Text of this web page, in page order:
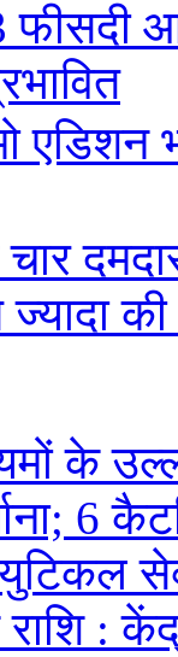
फीसदी
एडिशन
की
के
6
राशि :